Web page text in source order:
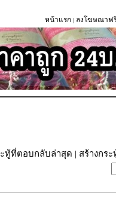
หน้าแรก | ลงโฆษณาฟ
ทู้ที่ตอบกลับล่าสุด | สร้างกร